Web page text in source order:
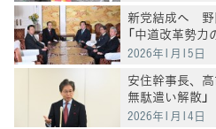
新党結成へ 野
「中道改革勢
む」
2026年1月15日
安住幹事長、
無駄遣い解散」
2026年1月14日